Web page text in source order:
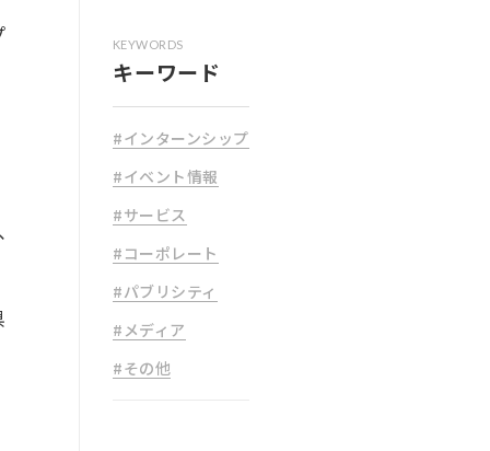
KEYWORDS
キーワード
#インターンシップ
#イベント情報
#サービス
#コーポレート
#パブリシティ
#メディア
#その他